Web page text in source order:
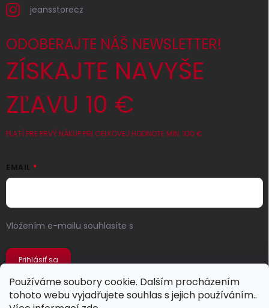
Používáme soubory cookie. Dalším procházením
tohoto webu vyjadřujete souhlas s jejich používáním..
jeansstorecz
ODOBERAJTE NÁŠ NEWSLETTER!
ZÍSKAJTE NAVYŠE
ZĽAVU 10 €
PLATÍ PRE PRVÝ NÁKUP PRI CELKOVEJ HODNOTE MIN. 100 €
EMAIL
Vložením e-mailu souhlasíte s
Prihlásiť sa